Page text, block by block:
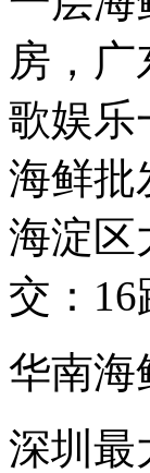
房，
歌娱乐
海鲜批
海淀区
交：16
华南海
深圳最